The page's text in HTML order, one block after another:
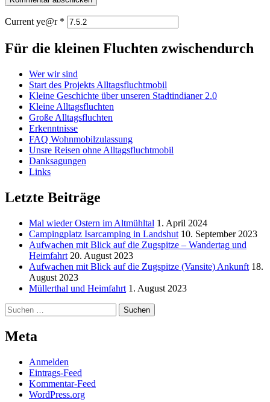
Current ye@r *
Für die kleinen Fluchten zwischendurch
Wer wir sind
Start des Projekts Alltagsfluchtmobil
Kleine Geschichte über unseren Stadtindianer 2.0
Kleine Alltagsfluchten
Große Alltagsfluchten
Erkenntnisse
FAQ Wohnmobilzulassung
Unsre Reisen ohne Alltagsfluchtmobil
Danksagungen
Links
Letzte Beiträge
Mal wieder Ostern im Altmühltal 1. April 2024
Campingplatz Isarcamping in Landshut 10. September 2023
Aufwachen mit Blick auf die Zugspitze – Wandertag und
Heimfahrt 20. August 2023
Aufwachen mit Blick auf die Zugspitze (Vansite) Ankunft 18.
August 2023
Müllerthal und Heimfahrt 1. August 2023
Suchen
nach:
Meta
Anmelden
Eintrags-Feed
Kommentar-Feed
WordPress.org